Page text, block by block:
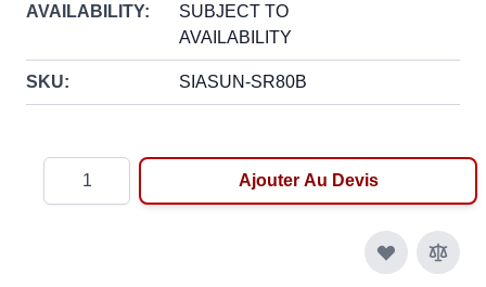
AVAILABILITY:
SUBJECT TO
AVAILABILITY
SKU: SIASUN-SR80B
Ajouter Au Devis